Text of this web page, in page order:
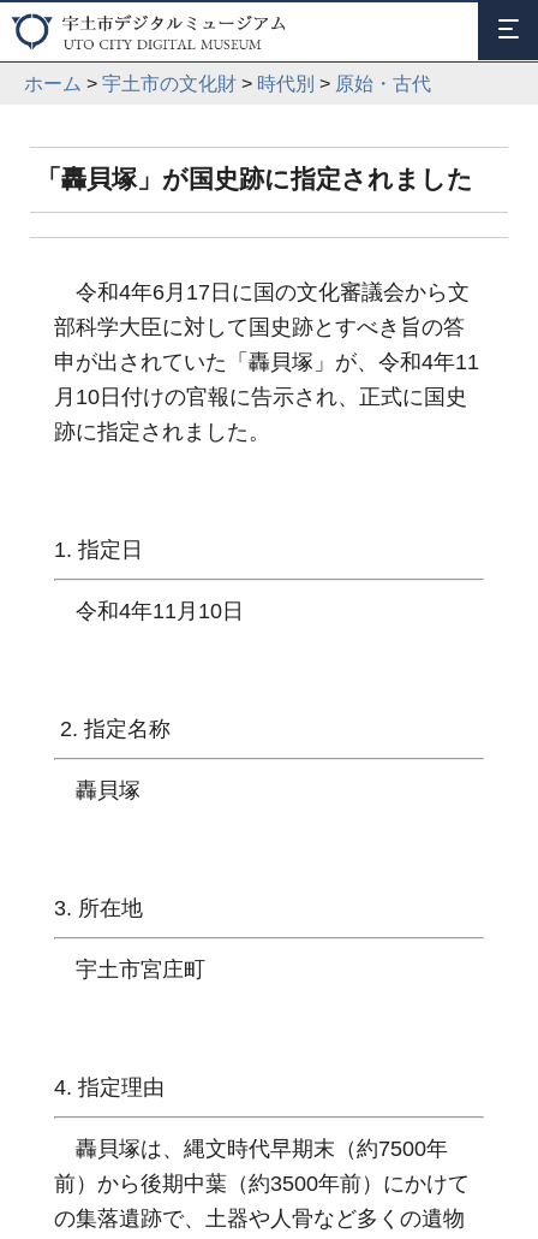
ホーム > 宇土市の文化財 > 時代別 > 原始・古代
「轟貝塚」が国史跡に指定されました
令和4年6月17日に国の文化審議会から文
部科学大臣に対して国史跡とすべき旨の答
申が出されていた「轟貝塚」が、令和4年11
月10日付けの官報に告示され、正式に国史
跡に指定されました。
1. 指定日
令和4年11月10日
2. 指定名称
轟貝塚
3. 所在地
宇土市宮庄町
4. 指定理由
轟貝塚は、縄文時代早期末（約7500年
前）から後期中葉（約3500年前）にかけて
の集落遺跡で、土器や人骨など多くの遺物